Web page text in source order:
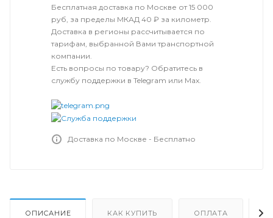
Бесплатная доставка по Москве от 15 000
руб, за пределы МКАД 40 ₽ за километр.
Доставка в регионы рассчитывается по
тарифам, выбранной Вами транспортной
компании.
Есть вопросы по товару? Обратитесь в
службу поддержки в Telegram или Max.
Доставка по Москве - Бесплатно
ОПИСАНИЕ КАК КУПИТЬ ОПЛАТА